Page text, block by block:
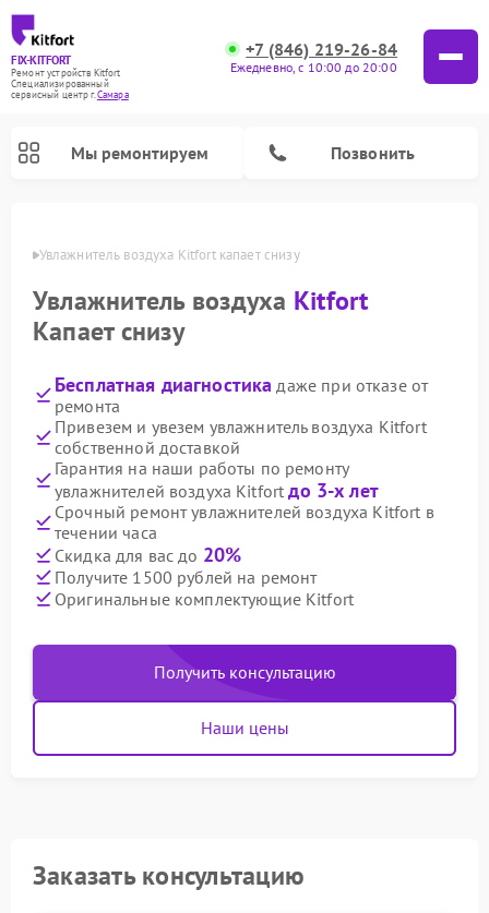
FIX-KITFORT
Ремонт устройств Kitfort
Специализированный
cервисный центр г.Самара
+7 (846) 219-26-84
Ежедневно, с 10:00 до 20:00
Мы ремонтируем Позвонить
Увлажнитель воздуха Kitfort капает снизу
Увлажнитель воздуха Kitfort
Капает снизу
Бесплатная диагностика даже при отказе от
ремонта
Привезем и увезем увлажнитель воздуха Kitfort
собственной доставкой
Гарантия на наши работы по ремонту
увлажнителей воздуха Kitfortдо 3-х лет
Срочный ремонт увлажнителей воздуха Kitfort в
течении часа
Скидка для вас до 20%
Получите 1500 рублей на ремонт
Оригинальные комплектующие Kitfort
Получить консультацию
Наши цены
Заказать консультацию